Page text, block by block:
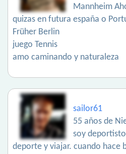
Mannheim
quizas en futura españa o
Früher Berlin
juego Tennis
amo caminando y naturaleza
sailor61
55 años de
soy
deporte y viajar. cuando hace